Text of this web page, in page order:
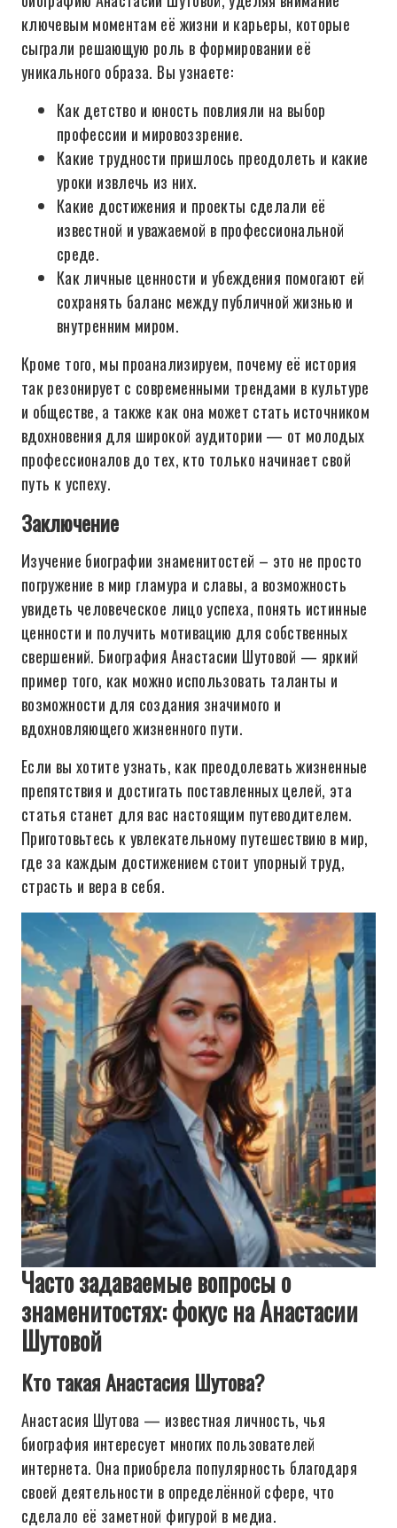
ключевым моментам её жизни и карьеры, которые
сыграли решающую роль в формировании её
уникального образа. Вы узнаете:
Как детство и юность повлияли на выбор
профессии и мировоззрение.
Какие трудности пришлось преодолеть и какие
уроки извлечь из них.
Какие достижения и проекты сделали её
известной и уважаемой в профессиональной
среде.
Как личные ценности и убеждения помогают ей
сохранять баланс между публичной жизнью и
внутренним миром.
Кроме того, мы проанализируем, почему её история
так резонирует с современными трендами в культуре
и обществе, а также как она может стать источником
вдохновения для широкой аудитории — от молодых
профессионалов до тех, кто только начинает свой
путь к успеху.
Заключение
Изучение биографии знаменитостей – это не просто
погружение в мир гламура и славы, а возможность
увидеть человеческое лицо успеха, понять истинные
ценности и получить мотивацию для собственных
свершений. Биография Анастасии Шутовой — яркий
пример того, как можно использовать таланты и
возможности для создания значимого и
вдохновляющего жизненного пути.
Если вы хотите узнать, как преодолевать жизненные
препятствия и достигать поставленных целей, эта
статья станет для вас настоящим путеводителем.
Приготовьтесь к увлекательному путешествию в мир,
где за каждым достижением стоит упорный труд,
страсть и вера в себя.
Часто задаваемые вопросы о
знаменитостях: фокус на Анастасии
Шутовой
Кто такая Анастасия Шутова?
Анастасия Шутова — известная личность, чья
биография интересует многих пользователей
интернета. Она приобрела популярность благодаря
своей деятельности в определённой сфере, что
сделало её заметной фигурой в медиа.